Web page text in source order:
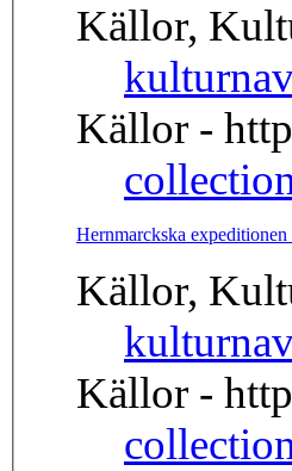
Källor,
Källor - http
Hernmarckska
Källor,
Källor - http